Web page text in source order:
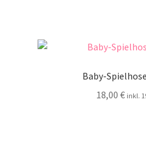
Baby-
18,00 € inkl.